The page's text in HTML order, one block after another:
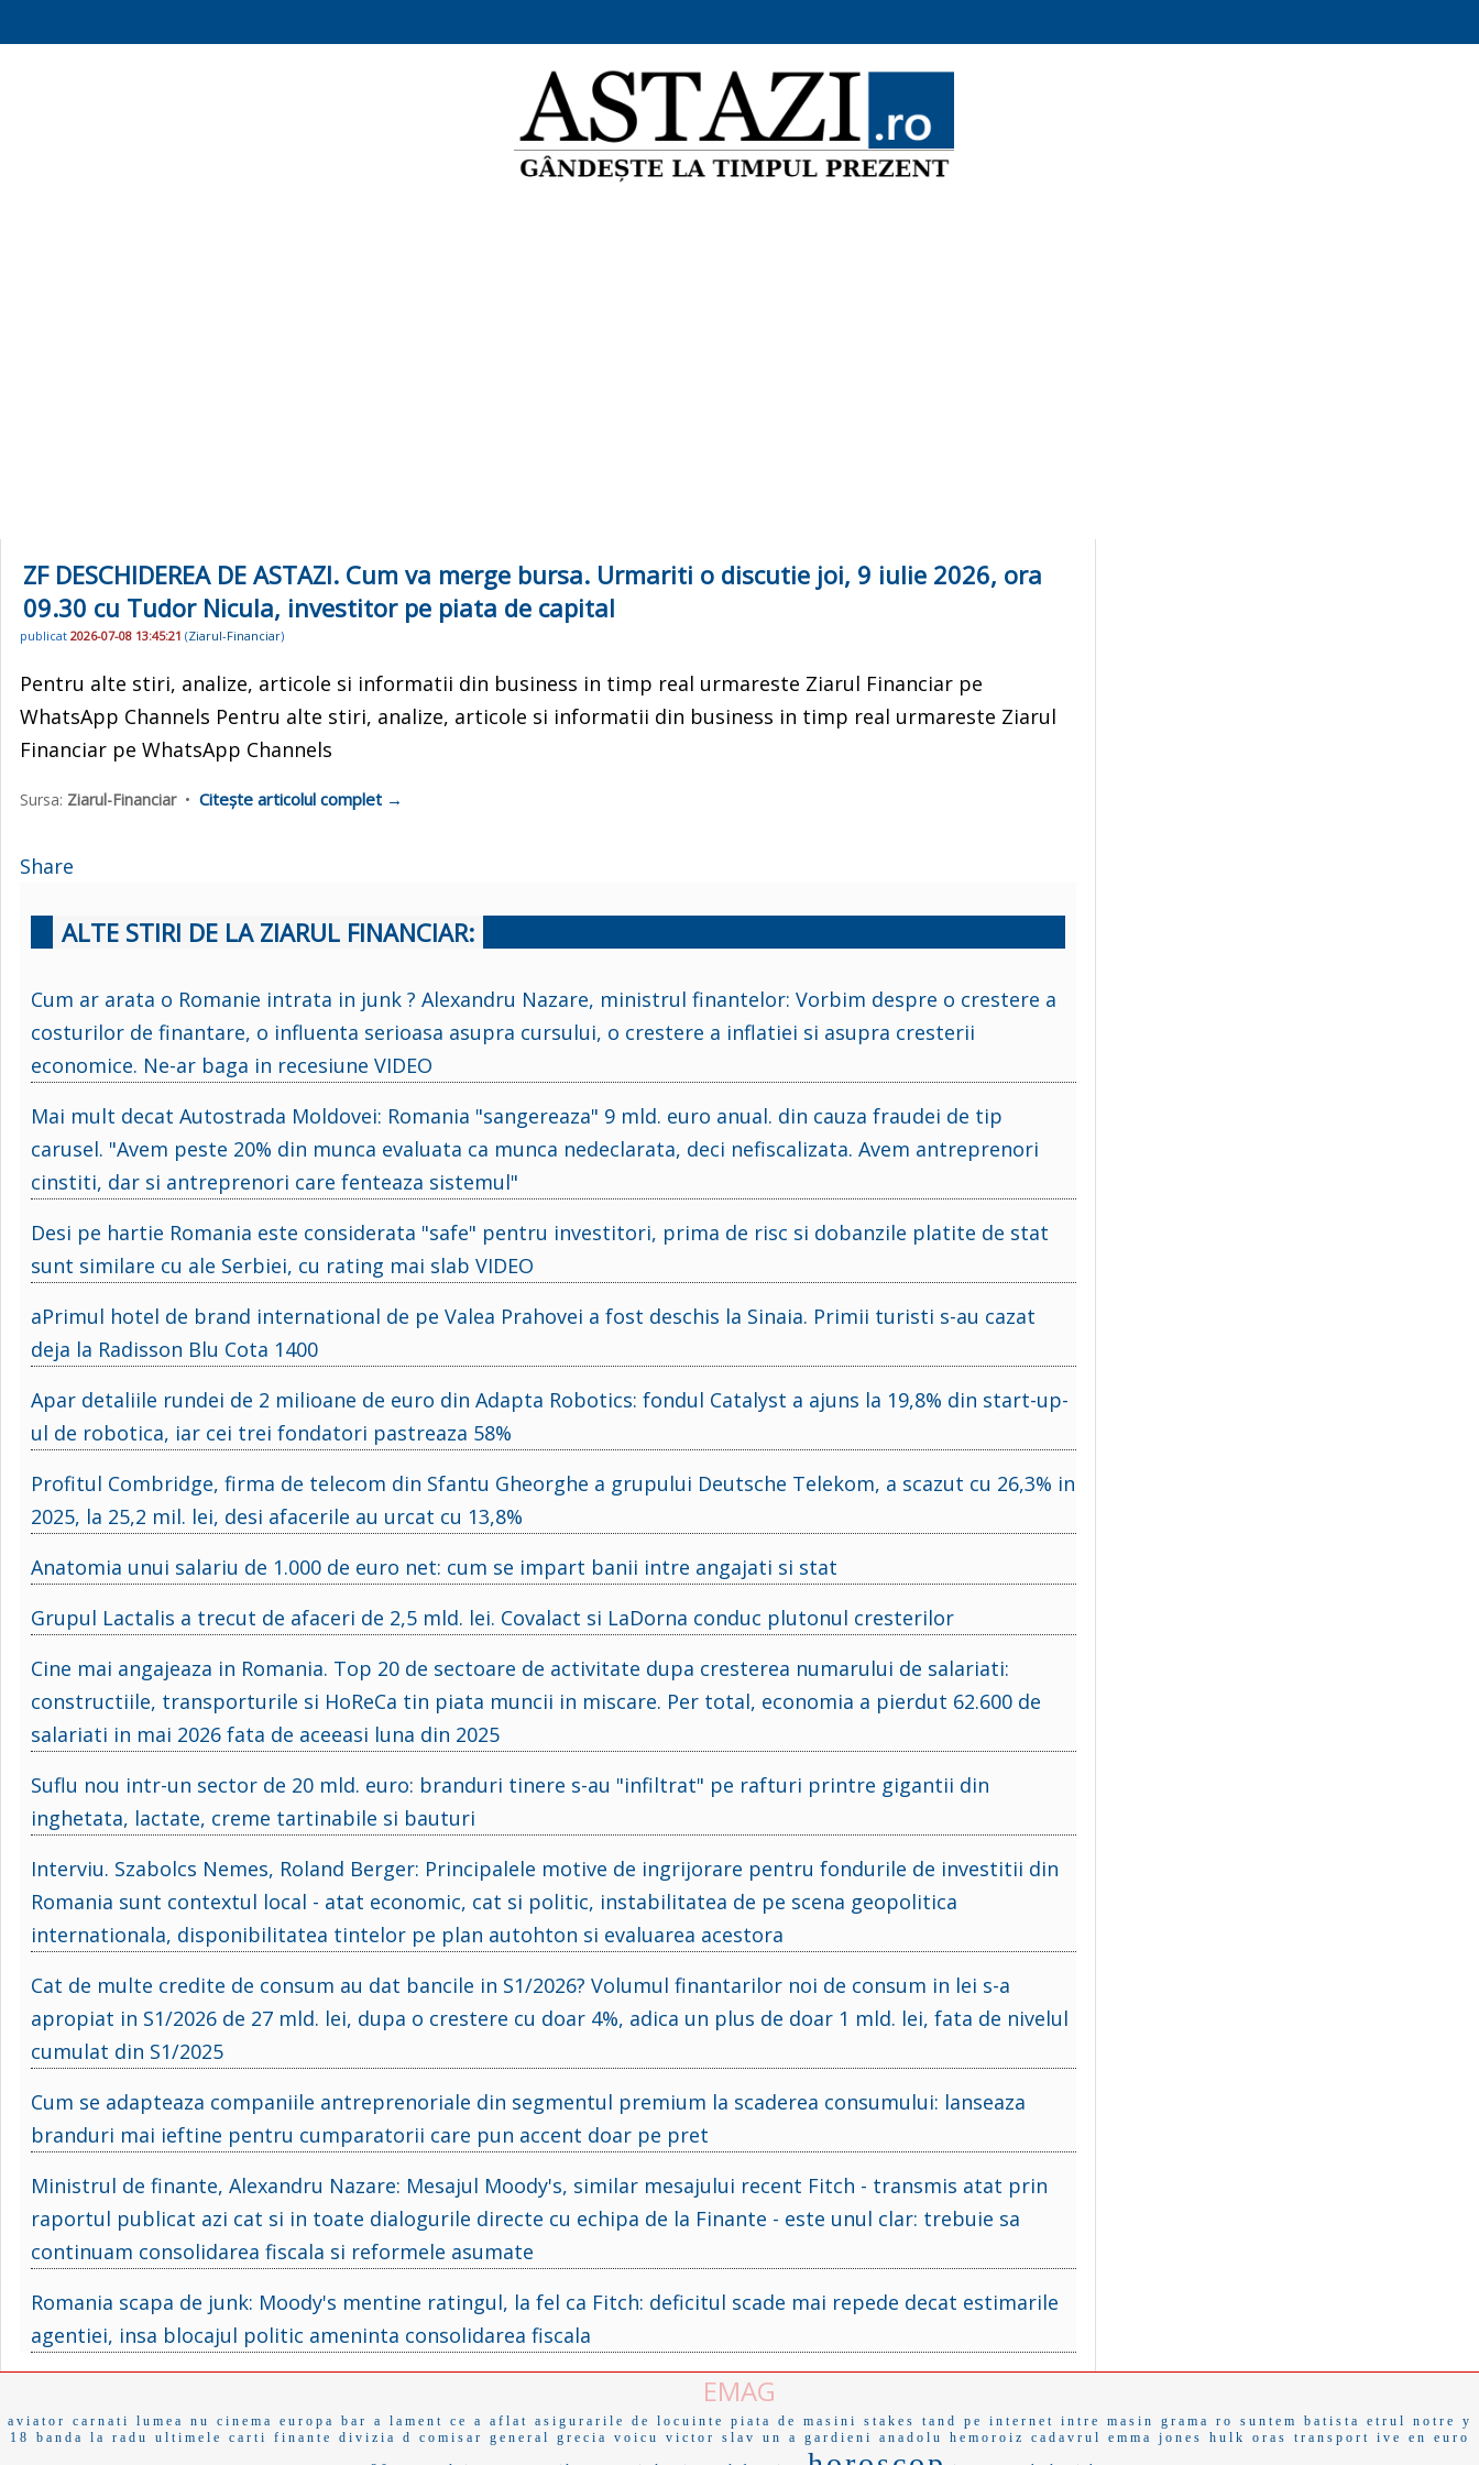
ZF DESCHIDEREA DE ASTAZI. Cum va merge bursa. Urmariti o discutie joi, 9 iulie 2026, ora
09.30 cu Tudor Nicula, investitor pe piata de capital
publicat 2026-07-08 13:45:21 (Ziarul-Financiar)
Pentru alte stiri, analize, articole si informatii din business in timp real urmareste Ziarul Financiar pe
WhatsApp Channels Pentru alte stiri, analize, articole si informatii din business in timp real urmareste Ziarul
Financiar pe WhatsApp Channels
Sursa: Ziarul-Financiar• Citește articolul complet →
Share
ALTE STIRI DE LA ZIARUL FINANCIAR:
Cum ar arata o Romanie intrata in junk ? Alexandru Nazare, ministrul finantelor: Vorbim despre o crestere a
costurilor de finantare, o influenta serioasa asupra cursului, o crestere a inflatiei si asupra cresterii
economice. Ne-ar baga in recesiune VIDEO
Mai mult decat Autostrada Moldovei: Romania "sangereaza" 9 mld. euro anual. din cauza fraudei de tip
carusel. "Avem peste 20% din munca evaluata ca munca nedeclarata, deci nefiscalizata. Avem antreprenori
cinstiti, dar si antreprenori care fenteaza sistemul"
Desi pe hartie Romania este considerata "safe" pentru investitori, prima de risc si dobanzile platite de stat
sunt similare cu ale Serbiei, cu rating mai slab VIDEO
aPrimul hotel de brand international de pe Valea Prahovei a fost deschis la Sinaia. Primii turisti s-au cazat
deja la Radisson Blu Cota 1400
Apar detaliile rundei de 2 milioane de euro din Adapta Robotics: fondul Catalyst a ajuns la 19,8% din start-up-
ul de robotica, iar cei trei fondatori pastreaza 58%
Profitul Combridge, firma de telecom din Sfantu Gheorghe a grupului Deutsche Telekom, a scazut cu 26,3% in
2025, la 25,2 mil. lei, desi afacerile au urcat cu 13,8%
Anatomia unui salariu de 1.000 de euro net: cum se impart banii intre angajati si stat
Grupul Lactalis a trecut de afaceri de 2,5 mld. lei. Covalact si LaDorna conduc plutonul cresterilor
Cine mai angajeaza in Romania. Top 20 de sectoare de activitate dupa cresterea numarului de salariati:
constructiile, transporturile si HoReCa tin piata muncii in miscare. Per total, economia a pierdut 62.600 de
salariati in mai 2026 fata de aceeasi luna din 2025
Suflu nou intr-un sector de 20 mld. euro: branduri tinere s-au "infiltrat" pe rafturi printre gigantii din
inghetata, lactate, creme tartinabile si bauturi
Interviu. Szabolcs Nemes, Roland Berger: Principalele motive de ingrijorare pentru fondurile de investitii din
Romania sunt contextul local - atat economic, cat si politic, instabilitatea de pe scena geopolitica
internationala, disponibilitatea tintelor pe plan autohton si evaluarea acestora
Cat de multe credite de consum au dat bancile in S1/2026? Volumul finantarilor noi de consum in lei s-a
apropiat in S1/2026 de 27 mld. lei, dupa o crestere cu doar 4%, adica un plus de doar 1 mld. lei, fata de nivelul
cumulat din S1/2025
Cum se adapteaza companiile antreprenoriale din segmentul premium la scaderea consumului: lanseaza
branduri mai ieftine pentru cumparatorii care pun accent doar pe pret
Ministrul de finante, Alexandru Nazare: Mesajul Moody's, similar mesajului recent Fitch - transmis atat prin
raportul publicat azi cat si in toate dialogurile directe cu echipa de la Finante - este unul clar: trebuie sa
continuam consolidarea fiscala si reformele asumate
Romania scapa de junk: Moody's mentine ratingul, la fel ca Fitch: deficitul scade mai repede decat estimarile
agentiei, insa blocajul politic ameninta consolidarea fiscala
EMAG
aviator carnati lumea nu cinema europa bar a lament ce a aflat asigurarile de locuinte piata de masini stakes tand pe internet intre masin grama ro suntem batista etrul notre
y
18
banda la radu ultimele carti finante divizia d comisar general grecia voicu victor slav un a gardieni anadolu hemoroiz cadavrul emma jones hulk oras transport ive en euro